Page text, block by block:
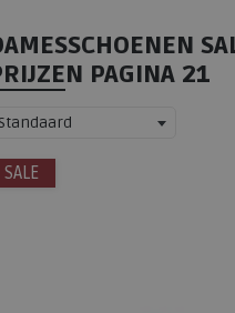
PAGINA 21
SALE